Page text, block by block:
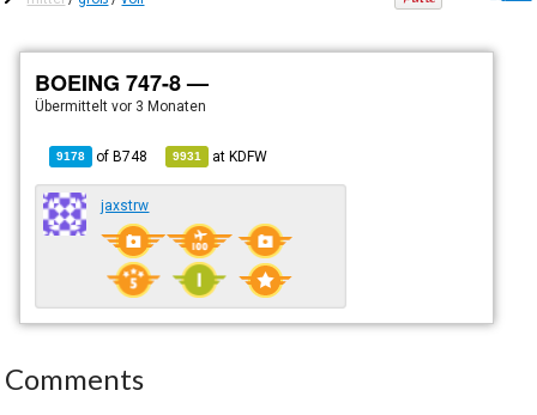
BOEING 747-8 —
Übermitteltvor 3 Monaten
9178 ofB748 9931 atKDFW
jaxstrw
Comments